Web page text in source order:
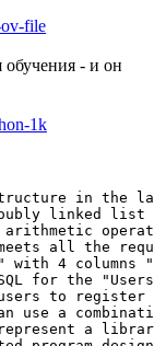
ov-file
- и он
1k
Insert a new node with the given value at the end of the linked list. 3. `delete(value)`: